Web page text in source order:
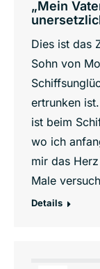
„Mein
Dies ist das
Sohn von
ertrunken
ist beim
wo ich
mir das
Male
Details